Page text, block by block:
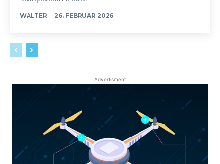
WALTER - 26. FEBRUAR 2026
Advertisment